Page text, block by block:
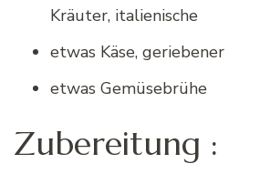
Kräuter, italienische
etwas Käse, geriebener
etwas Gemüsebrühe
Zubereitung :